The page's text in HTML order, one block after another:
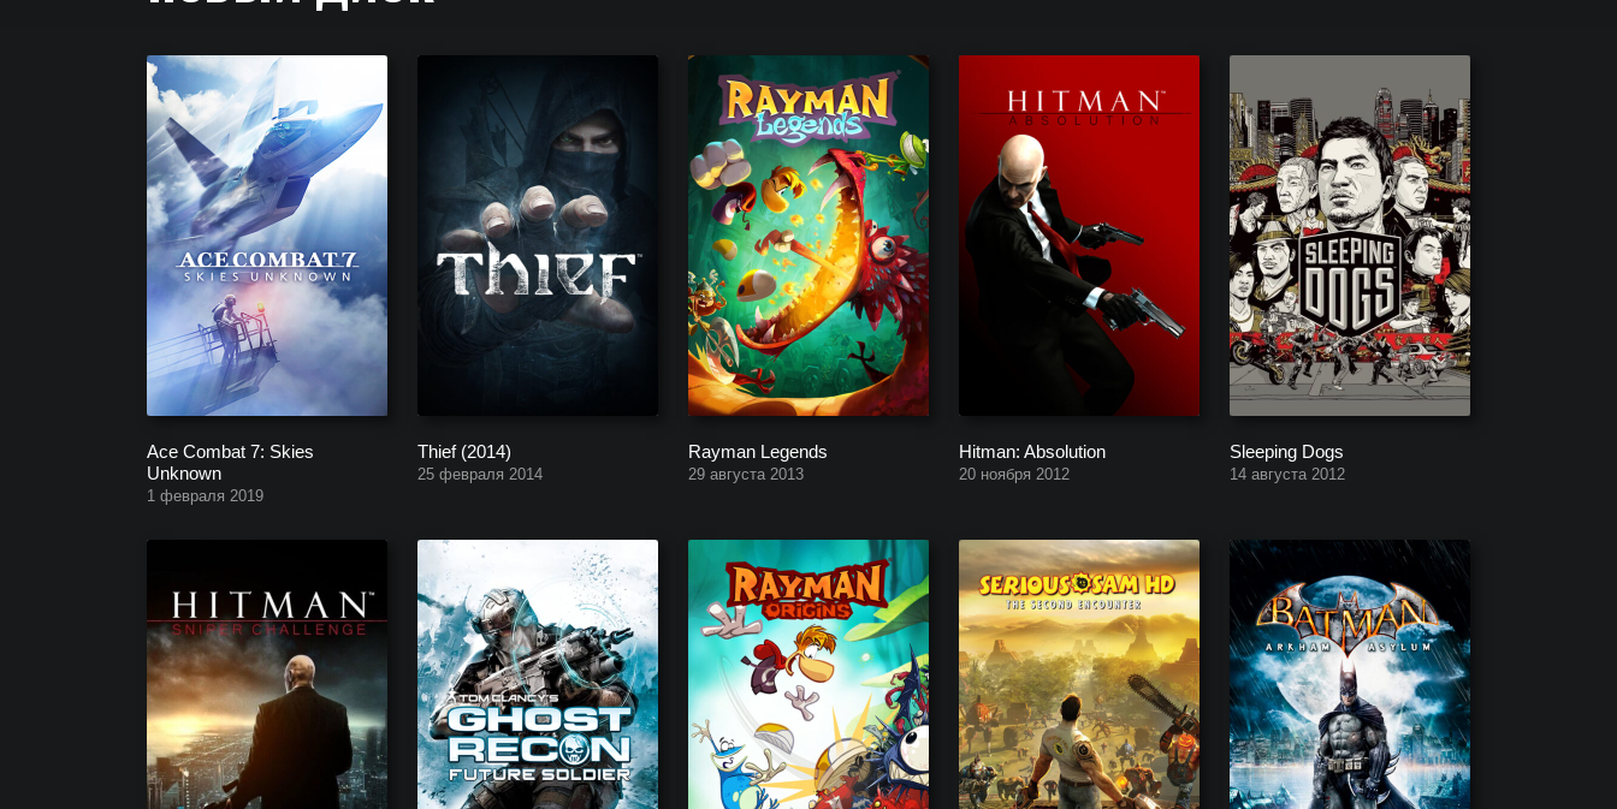
Полный список всех игр, которые создала компания Новый Диск (разработчик/издатель), начиная с будущих проектов, заканчивая уже выпущенными.
Ace Combat 7: Skies
Unknown
1 февраля 2019
Thief (2014)
25 февраля 2014
Rayman Legends
29 августа 2013
Hitman: Absolution
20 ноября 2012
Sleeping Dogs
14 августа 2012